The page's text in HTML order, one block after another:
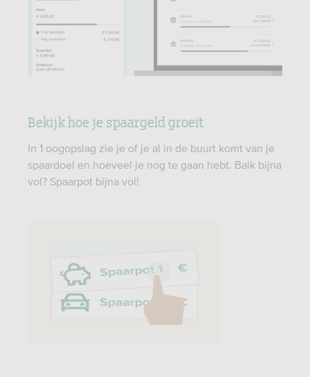
Bekijk hoe je spaargeld groeit
In 1 oogopslag zie je of je al in de buurt komt van je
spaardoel en hoeveel je nog te gaan hebt. Balk bijna
vol? Spaarpot bijna vol!